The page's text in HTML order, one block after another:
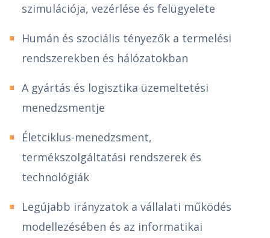
szimulációja, vezérlése és felügyelete
Humán és szociális tényezők a termelési
rendszerekben és hálózatokban
A gyártás és logisztika üzemeltetési
menedzsmentje
Életciklus-menedzsment,
termékszolgáltatási rendszerek és
technológiák
Legújabb irányzatok a vállalati működés
modellezésében és az informatikai